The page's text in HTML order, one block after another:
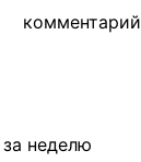
комментарий
за неделю